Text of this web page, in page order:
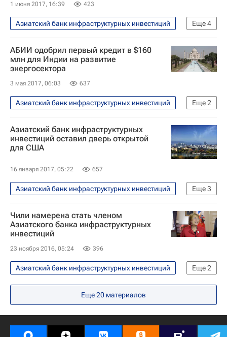
1 июня 2017, 16:39 423
Еще4
Азиатский банк инфраструктурных инвестиций
Экономика
ПМЭФ-2017
Игорь Шувалов
Россия
АБИИ одобрил первый кредит в $160
млн для Индии на развитие
энергосектора
3 мая 2017, 06:03 637
Еще2
Азиатский банк инфраструктурных инвестиций
Экономика
Индия
Азиатский банк инфраструктурных
инвестиций оставил дверь открытой
для США
16 января 2017, 05:22 657
Еще3
Азиатский банк инфраструктурных инвестиций
Экономика
Китай США
Чили намерена стать членом
Азиатского банка инфраструктурных
инвестиций
23 ноября 2016, 05:24 396
Еще2
Азиатский банк инфраструктурных инвестиций
В мире
Чили
Еще20 материалов